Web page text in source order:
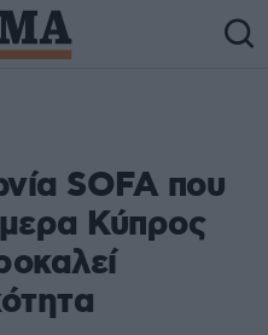
SOFA που
Κύπρος